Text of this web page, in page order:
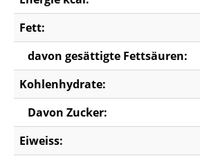
Fett:
davon gesättigte Fettsäuren:
Kohlenhydrate:
Davon Zucker:
Eiweiss: